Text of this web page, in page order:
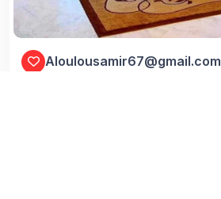
Aloulousamir67@gmail.com